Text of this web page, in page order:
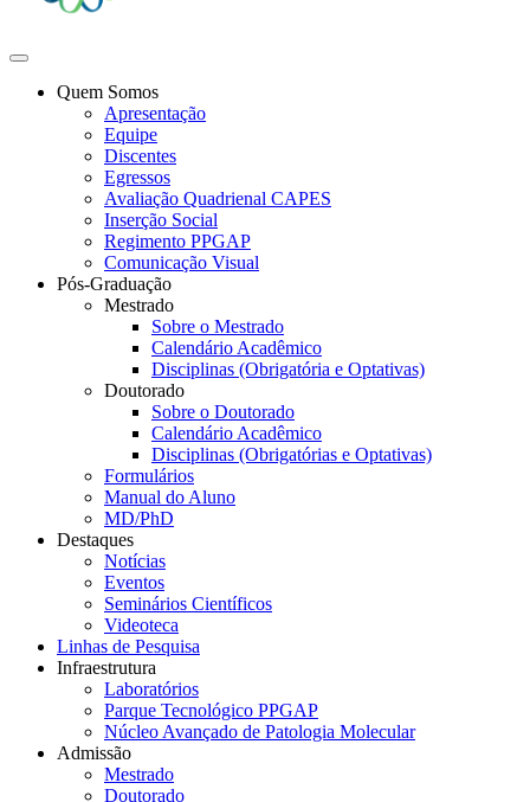
Quem Somos
Apresentação
Equipe
Discentes
Egressos
Avaliação Quadrienal CAPES
Inserção Social
Regimento PPGAP
Comunicação Visual
Pós-Graduação
Mestrado
Sobre o Mestrado
Calendário Acadêmico
Disciplinas (Obrigatória e Optativas)
Doutorado
Sobre o Doutorado
Calendário Acadêmico
Disciplinas (Obrigatórias e Optativas)
Formulários
Manual do Aluno
MD/PhD
Destaques
Notícias
Eventos
Seminários Científicos
Videoteca
Linhas de Pesquisa
Infraestrutura
Laboratórios
Parque Tecnológico PPGAP
Núcleo Avançado de Patologia Molecular
Admissão
Mestrado
Doutorado